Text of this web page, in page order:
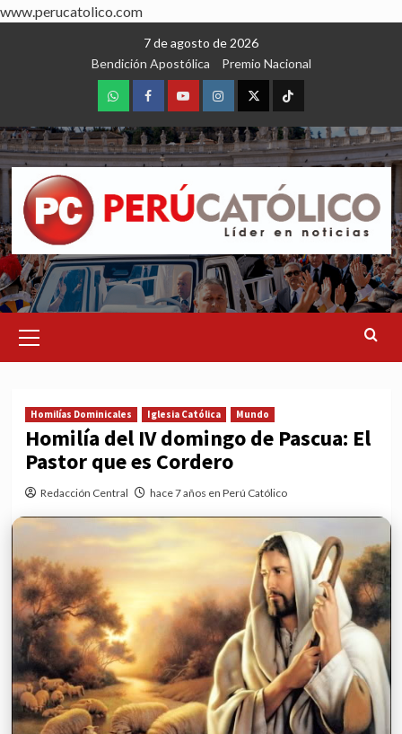
www.perucatolico.com
7 de agosto de 2026
Bendición Apostólica
Premio Nacional
WhatsAppFacebookYoutubeInstagram
X TikTok
Menu
Homilías Dominicales Iglesia Católica Mundo
Homilía del IV domingo de Pascua: El
Pastor que es Cordero
Redacción Central hace 7 años en Perú Católico